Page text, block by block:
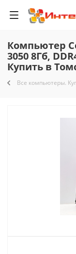
Компьютер
3050 8Гб,
Купить в
Все компьютеры.